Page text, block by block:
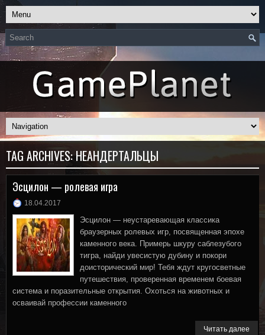
TAG ARCHIVES:НЕАНДЕРТАЛЬЦЫ
Эсцилон — ролевая игра
18.04.2017
Эсцилон — неустаревающая классика
браузерных ролевых игр, посвященная эпохе
каменного века. Примерь шкуру саблезубого
тигра, найди увесистую дубину и покори
доисторический мир! Тебя ждут кругосветные
путешествия, проверенная временем боевая
система и поразительные открытия. Охоться на животных и
осваивай профессии каменного
Читать далее